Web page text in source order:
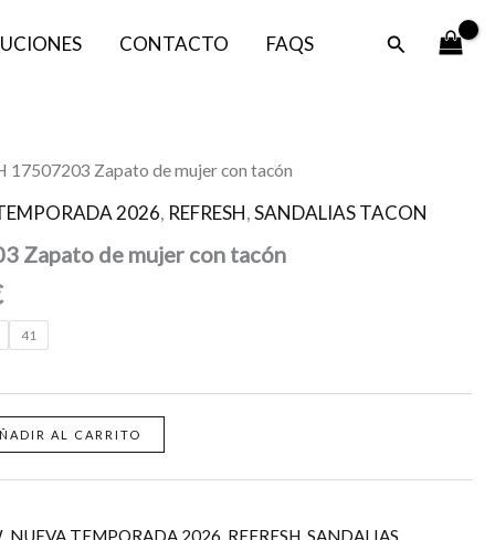
CONTACTO FAQS Buscar
17507203 Zapato de mujer con tacón
2026, REFRESH,SANDALIAS TACON
Zapato de mujer con tacón
El
precio
actual
es:
29,95 €.
41
AL CARRITO
, NUEVA TEMPORADA 2026, REFRESH,SANDALIAS